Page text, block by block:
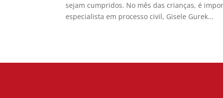
sejam cumpridos. No mês das crianças, é
especialista em processo civil, Gisele Gurek...